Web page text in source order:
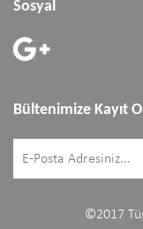
Sosyal
Bültenimize Kayıt
©2017